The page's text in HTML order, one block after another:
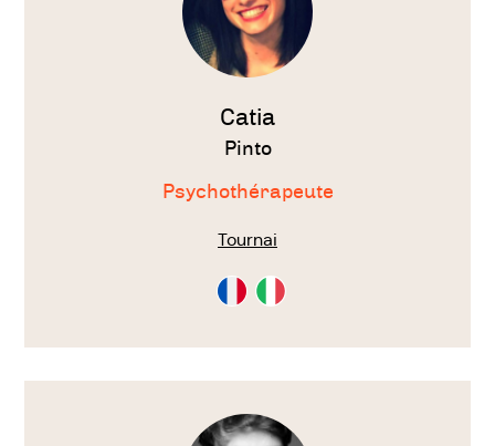
Catia
Pinto
Psychothérapeute
Tournai
Consultation
en
Consultation
en
Voir